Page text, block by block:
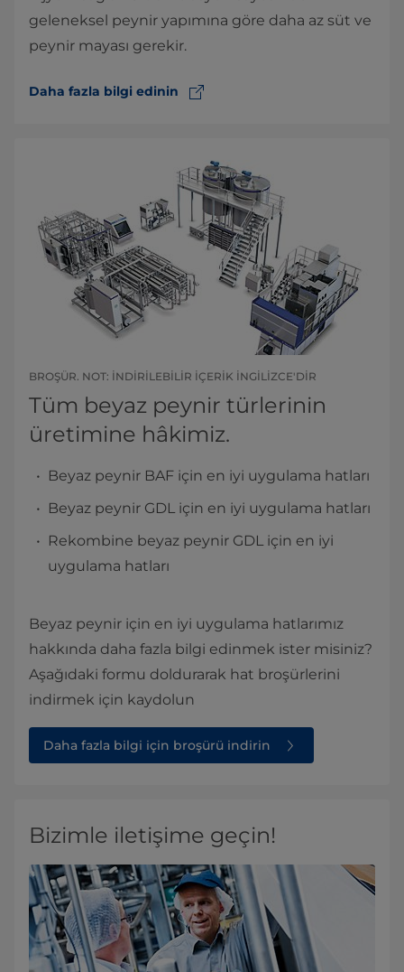
geleneksel peynir yapımına göre daha az süt ve
peynir mayası gerekir.
Daha fazla bilgi edinin
BROŞÜR. NOT: İNDIRILEBILIR IÇERIK İNGILIZCE'DIR
Tüm beyaz peynir türlerinin
üretimine hâkimiz.
Beyaz peynir BAF için en iyi uygulama hatları
Beyaz peynir GDL için en iyi uygulama hatları
Rekombine beyaz peynir GDL için en iyi
uygulama hatları
Beyaz peynir için en iyi uygulama hatlarımız
hakkında daha fazla bilgi edinmek ister misiniz?
Aşağıdaki formu doldurarak hat broşürlerini
indirmek için kaydolun
Daha fazla bilgi için broşürü indirin
Bizimle iletişime geçin!